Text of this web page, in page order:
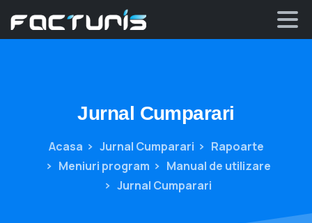
Jurnal Cumparari
Acasa Jurnal Cumparari
Rapoarte
Meniuri program
Manual de utilizare
Jurnal Cumparari